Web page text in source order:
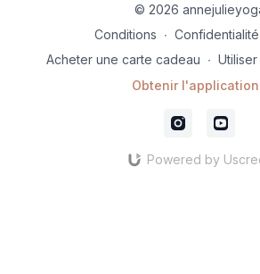
© 2026
Conditions ∙ Confidentialité
Acheter une carte cadeau ∙
Obtenir l'application
Powered by